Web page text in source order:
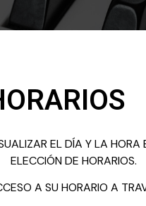
EL DÍA Y LA
ELECCIÓN DE HORARIOS.
A SU HORARIO A